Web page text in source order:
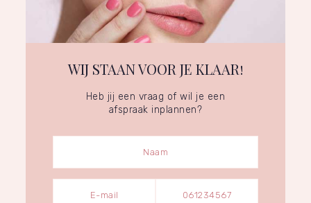
WIJ STAAN VOOR JE KLAAR!
Heb jij een vraag of wil je een
afspraak inplannen?